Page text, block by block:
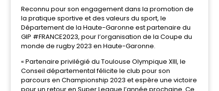
Reconnu pour son engagement dans la promotion de
la pratique sportive et des valeurs du sport, le
Département de la Haute-Garonne est partenaire du
GIP #FRANCE2023, pour l’organisation de la Coupe du
monde de rugby 2023 en Haute-Garonne.
« Partenaire privilégié du Toulouse Olympique XIII, le
Conseil départemental félicite le club pour son
parcours en Championship 2023 et espère une victoire